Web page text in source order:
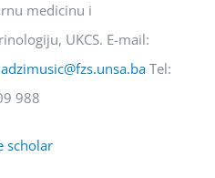
medicinu i
UKCS. E-mail:
Tel:
988
scholar